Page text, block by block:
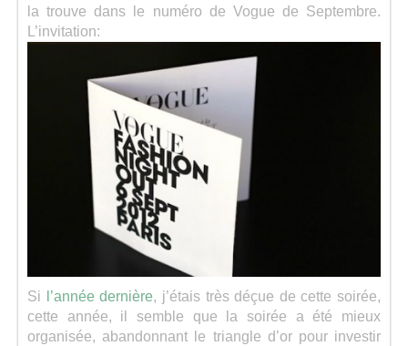
la trouve dans le numéro de Vogue de Septembre.
L’invitation:
Si l’année dernière, j’étais très déçue de cette soirée,
cette année, il semble que la soirée a été mieux
organisée, abandonnant le triangle d’or pour investir